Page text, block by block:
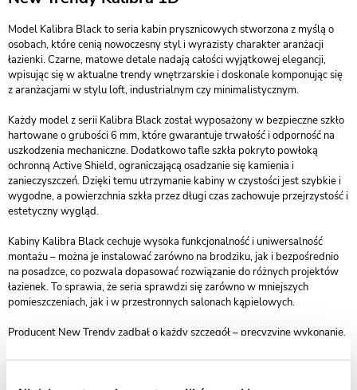
Model Kalibra Black to seria kabin prysznicowych stworzona z myślą o
osobach, które cenią nowoczesny styl i wyrazisty charakter aranżacji
łazienki. Czarne, matowe detale nadają całości wyjątkowej elegancji,
wpisując się w aktualne trendy wnętrzarskie i doskonale komponując się
z aranżacjami w stylu loft, industrialnym czy minimalistycznym.
Każdy model z serii Kalibra Black został wyposażony w bezpieczne szkło
hartowane o grubości 6 mm, które gwarantuje trwałość i odporność na
uszkodzenia mechaniczne. Dodatkowo tafle szkła pokryto powłoką
ochronną Active Shield, ograniczającą osadzanie się kamienia i
zanieczyszczeń. Dzięki temu utrzymanie kabiny w czystości jest szybkie i
wygodne, a powierzchnia szkła przez długi czas zachowuje przejrzystość i
estetyczny wygląd.
Kabiny Kalibra Black cechuje wysoka funkcjonalność i uniwersalność
montażu – można je instalować zarówno na brodziku, jak i bezpośrednio
na posadzce, co pozwala dopasować rozwiązanie do różnych projektów
łazienek. To sprawia, że seria sprawdzi się zarówno w mniejszych
pomieszczeniach, jak i w przestronnych salonach kąpielowych.
Producent New Trendy zadbał o każdy szczegół – precyzyjne wykonanie,
oraz komfort codziennego użytkowania. Produkty z tej linii objęte są 2-